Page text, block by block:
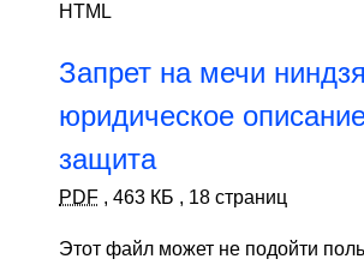
HTML
Запрет на мечи
юридическое
защита
PDF , 463 КБ , 18 страниц
Этот файл может не подойти